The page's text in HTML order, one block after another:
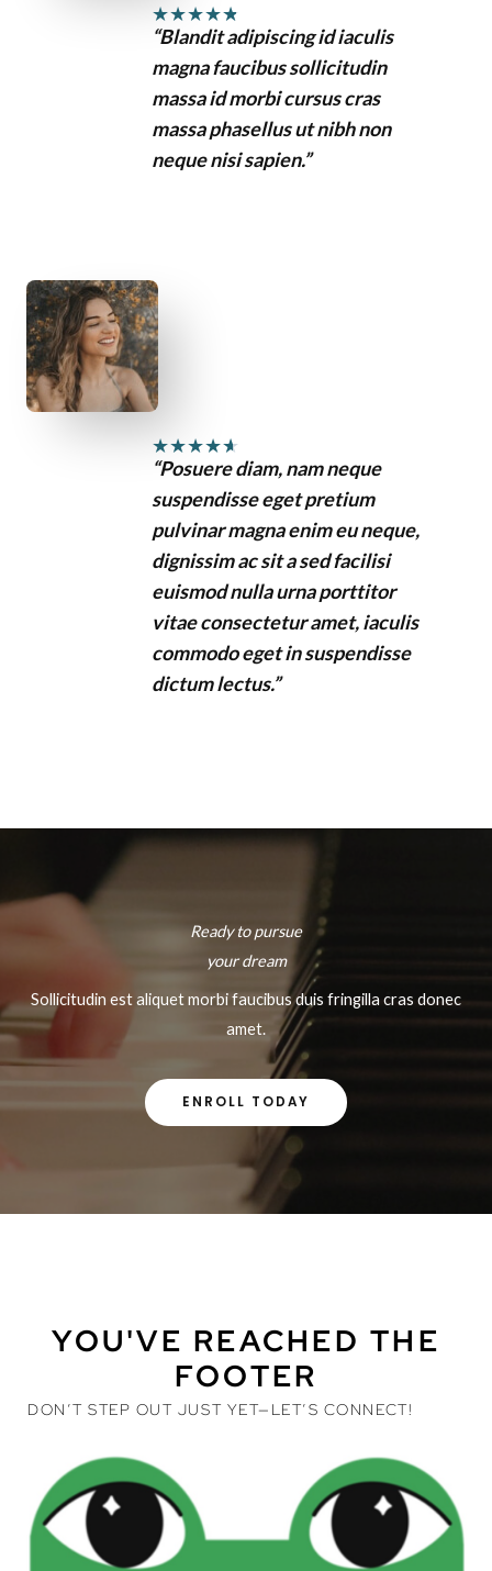
★★★★★
“Blandit adipiscing id iaculis
magna faucibus sollicitudin
massa id morbi cursus cras
massa phasellus ut nibh non
neque nisi sapien.”
★★★★★
“Posuere diam, nam neque
suspendisse eget pretium
pulvinar magna enim eu neque,
dignissim ac sit a sed facilisi
euismod nulla urna porttitor
vitae consectetur amet, iaculis
commodo eget in suspendisse
dictum lectus.”
Ready to pursue
your dream
Sollicitudin est aliquet morbi faucibus duis fringilla cras donec
amet.
ENROLL TODAY
YOU'VE REACHED THE
FOOTER
DON’T STEP OUT JUST YET—LET’S CONNECT!